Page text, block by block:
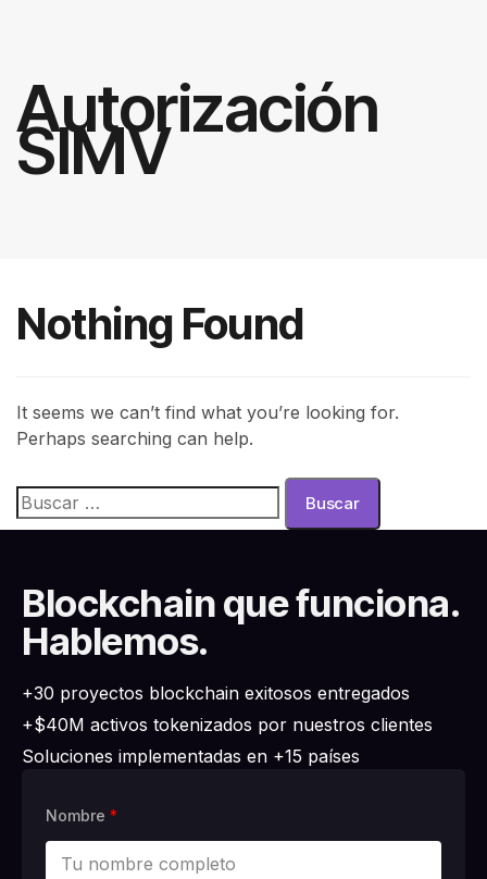
Autorización
SIMV
Nothing Found
It seems we can’t find what you’re looking for.
Perhaps searching can help.
Blockchain que funciona.
Hablemos.
+30 proyectos blockchain exitosos entregados
+$40M activos tokenizados por nuestros clientes
Soluciones implementadas en +15 países
Nombre *